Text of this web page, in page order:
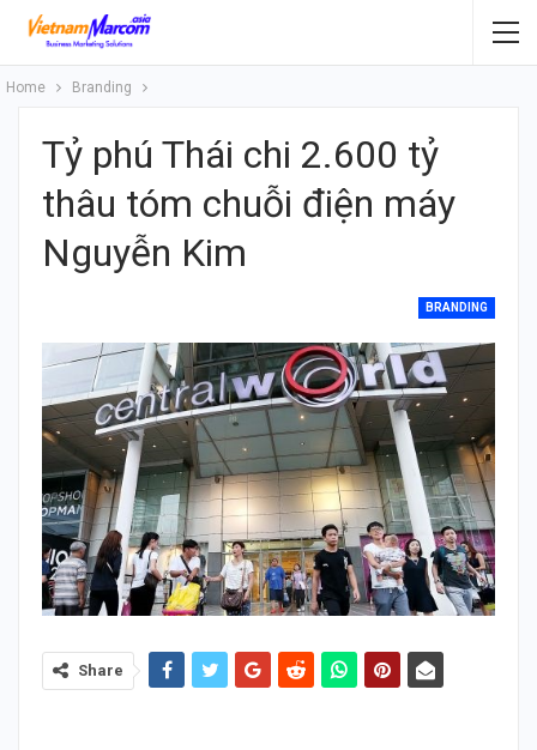
Home Branding
Tỷ phú Thái chi 2.600 tỷ
thâu tóm chuỗi điện máy
Nguyễn Kim
BRANDING
Share